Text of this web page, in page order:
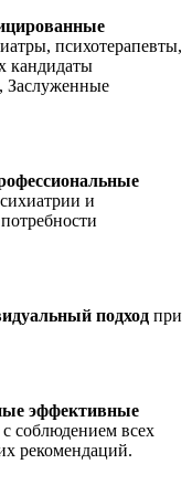
психотерапевты,
кандидаты
и
подход при
эффективные
соблюдением всех
рекомендаций.